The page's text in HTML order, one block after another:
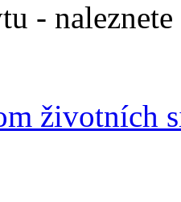
- naleznete
životních